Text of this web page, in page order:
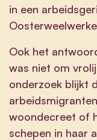
in een
Ook het
was niet om
onderzoek blijkt
woondecreet of
schepen in haar